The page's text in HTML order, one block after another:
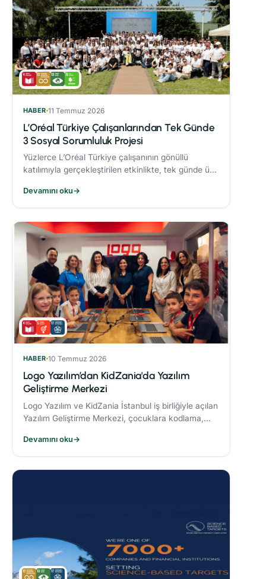
HABER 11 Temmuz 2026
L’Oréal Türkiye Çalışanlarından Tek Günde
3 Sosyal Sorumluluk Projesi
Yüzlerce L’Oréal Türkiye çalışanının gönüllü
katılımıyla gerçekleştirilen etkinlikte, tek günde üç
Devamını oku→
HABER 10 Temmuz 2026
Logo Yazılım’dan KidZania'da Yazılım
Geliştirme Merkezi
Logo Yazılım ve KidZania İstanbul iş birliğiyle açılan
Yazılım Geliştirme Merkezi, çocuklara kodlama,
kazandırmayı hedefliyor.
Devamını oku→